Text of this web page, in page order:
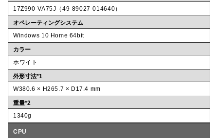
17Z990-VA75J（49-89027-014640）
オペレーティングシステム
Windows 10 Home 64bit
カラー
ホワイト
外形寸法*1
W380.6 × H265.7 × D17.4 mm
重量*2
1340g
CPU